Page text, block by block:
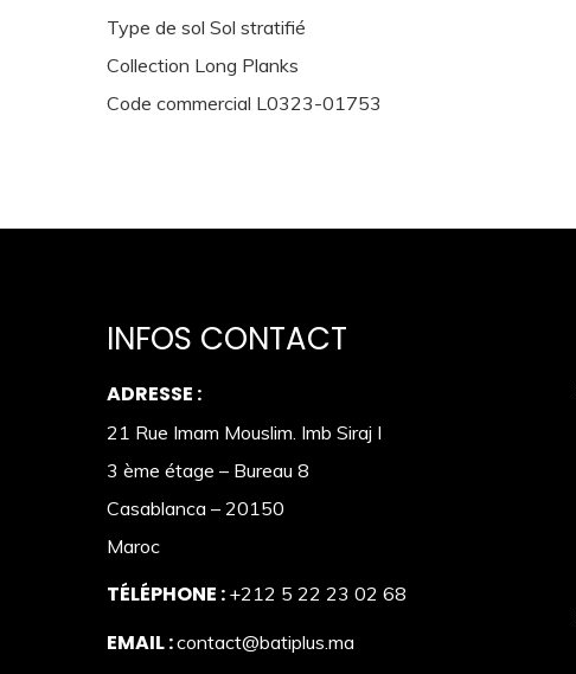
Type de sol Sol stratifié
Collection Long Planks
Code commercial L0323-01753
INFOS CONTACT
ADRESSE :
21 Rue Imam Mouslim. Imb Siraj I
3 ème étage – Bureau 8
Casablanca – 20150
Maroc
TÉLÉPHONE : +212 5 22 23 02 68
EMAIL :contact@batiplus.ma